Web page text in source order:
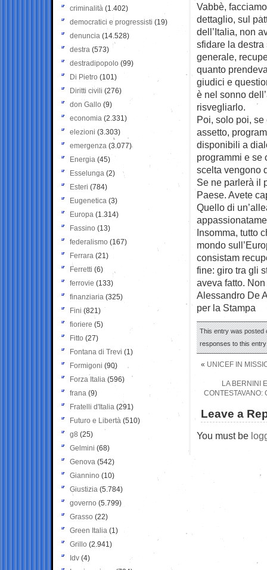
Vabbè,
dettaglio, sul
dell’Italia, non
sfidare la
generale,
quanto
giudici e
è nel sonno
risvegliarlo.
Poi, solo poi,
assetto,
disponibili a
programmi e se
scelta vengono
Se ne parlerà il
Paese. Avete
Quello di
Insomma, tutto
mondo
consistam
fine: giro tra gli
aveva fatto.
Alessandro De
per la Stampa
This entry was posted
responses to this
« UNICEF IN
LA BERNINI
CONTESTAVANO:
Leave a
You must be
criminalità (1.402)
democratici e progressisti (19)
denuncia (14.528)
destra (573)
destradipopolo (99)
Di Pietro (101)
Diritti civili (276)
don Gallo (9)
economia (2.331)
elezioni (3.303)
emergenza (3.077)
Energia (45)
Esselunga (2)
Esteri (784)
Eugenetica (3)
Europa (1.314)
Fassino (13)
federalismo (167)
Ferrara (21)
Ferretti (6)
ferrovie (133)
finanziaria (325)
Fini (821)
fioriere (5)
Fitto (27)
Fontana di Trevi (1)
Formigoni (90)
Forza Italia (596)
frana (9)
Fratelli d'Italia (291)
Futuro e Libertà (510)
g8 (25)
Gelmini (68)
Genova (542)
Giannino (10)
Giustizia (5.784)
governo (5.799)
Grasso (22)
Green Italia (1)
Grillo (2.941)
Idv (4)